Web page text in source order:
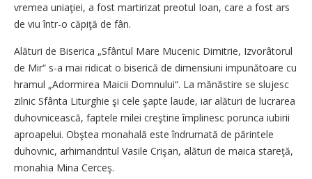
vremea uniaţiei, a fost martirizat preotul Ioan, care a fost ars
de viu într-o căpiţă de fân.
Alături de Biserica „Sfântul Mare Mucenic Dimitrie, Izvorâtorul
de Mir“ s-a mai ridicat o biserică de dimensiuni impunătoare cu
hramul „Adormirea Maicii Domnului“. La mănăstire se slujesc
zilnic Sfânta Liturghie şi cele şapte laude, iar alături de lucrarea
duhovnicească, faptele milei creştine împlinesc porunca iubirii
aproapelui. Obştea monahală este îndrumată de părintele
duhovnic, arhimandritul Vasile Crişan, alături de maica stareţă,
monahia Mina Cerceş.